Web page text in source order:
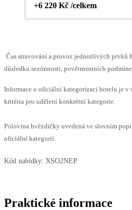
+6 220 Kč /celkem
Čas stravování a provoz jednotlivých prvků
důsledku sezónnosti, povětrnostních
Informace o oficiální kategorizaci hotelu je v
kritéria pro udělení konkrétní kategorie.
Polovina hvězdičky uvedená ve slovním
oficiální kategorií.
Kód nabídky: XSO2NEP
Praktické informace